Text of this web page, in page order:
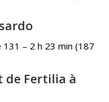
– 2 h 23 min (187
de Fertilia à